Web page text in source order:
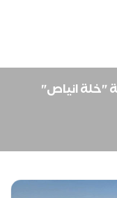
"خلة انياص"